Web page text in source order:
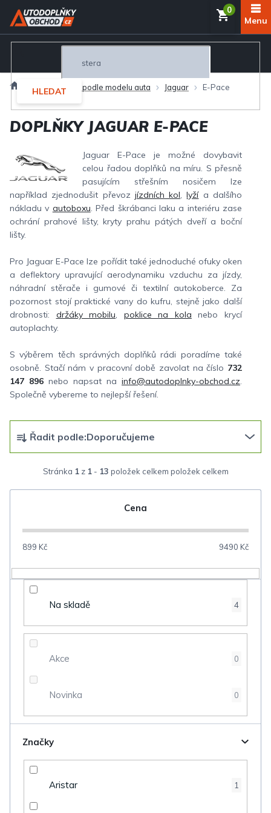
Přejít
obsah
HLEDAT
Autodoplňky podle modelu auta Jaguar E-Pace
DOPLŇKY JAGUAR E-PACE
Jaguar E-Pace je možné dovybavit
celou řadou doplňků na míru. S přesně
pasujícím střešním nosičem lze
například zjednodušit převoz jízdních kol,lyžía dalšího
nákladu v autoboxu. Před škrábanci laku a interiéru zase
ochrání prahové lišty, kryty prahu pátých dveří a boční
lišty.
Pro Jaguar E-Pace lze pořídit také jednoduché ofuky oken
a deflektory upravující aerodynamiku vzduchu za jízdy,
náhradní stěrače i gumové či textilní autokoberce. Za
pozornost stojí praktické vany do kufru, stejně jako další
drobnosti: držáky mobilu, poklice na kola nebo krycí
autoplachty.
S výběrem těch správných doplňků rádi poradíme také
osobně. Stačí nám v pracovní době zavolat na číslo 732
147 896 nebo napsat na info@autodoplnky-obchod.cz.
Společně vybereme to nejlepší řešení.
Stránka 1z 1- 13 položek celkem
a
e
o
Řadit podle:Doporučujeme
Cena
899 Kč 9490 Kč
Na skladě 4
Akce 0
Novinka 0
Značky
Aristar 1